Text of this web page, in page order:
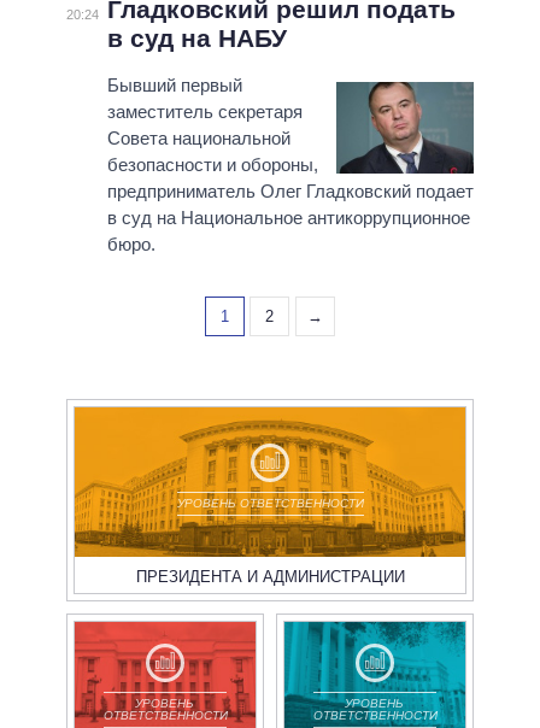
20:24
Гладковский решил подать
в суд на НАБУ
Бывший первый
заместитель секретаря
Совета национальной
безопасности и обороны,
предприниматель Олег Гладковский подает
в суд на Национальное антикоррупционное
бюро.
1 2 →
УРОВЕНЬ ОТВЕТСТВЕННОСТИ
ПРЕЗИДЕНТА И АДМИНИСТРАЦИИ
УРОВЕНЬ
ОТВЕТСТВЕННОСТИ
УРОВЕНЬ
ОТВЕТСТВЕННОСТИ